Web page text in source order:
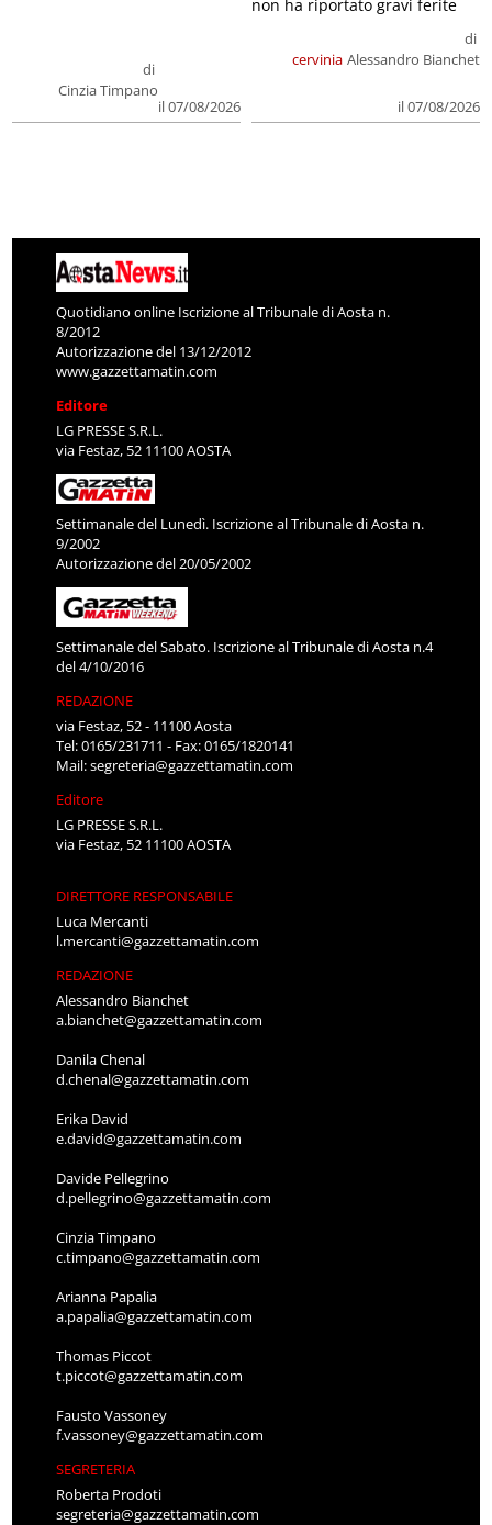
di
Cinzia Timpano
il 07/08/2026
cervinia
di
Alessandro Bianchet
il 07/08/2026
non ha riportato gravi ferite
Quotidiano online Iscrizione al Tribunale di Aosta n.
8/2012
Autorizzazione del 13/12/2012
www.gazzettamatin.com
Editore
LG PRESSE S.R.L.
via Festaz, 52 11100 AOSTA
Settimanale del Lunedì. Iscrizione al Tribunale di Aosta n.
9/2002
Autorizzazione del 20/05/2002
Settimanale del Sabato. Iscrizione al Tribunale di Aosta n.4
del 4/10/2016
REDAZIONE
via Festaz, 52 - 11100 Aosta
Tel: 0165/231711 - Fax: 0165/1820141
Mail:segreteria@gazzettamatin.com
Editore
LG PRESSE S.R.L.
via Festaz, 52 11100 AOSTA
DIRETTORE RESPONSABILE
Luca Mercanti
l.mercanti@gazzettamatin.com
REDAZIONE
Alessandro Bianchet
a.bianchet@gazzettamatin.com
Danila Chenal
d.chenal@gazzettamatin.com
Erika David
e.david@gazzettamatin.com
Davide Pellegrino
d.pellegrino@gazzettamatin.com
Cinzia Timpano
c.timpano@gazzettamatin.com
Arianna Papalia
a.papalia@gazzettamatin.com
Thomas Piccot
t.piccot@gazzettamatin.com
Fausto Vassoney
f.vassoney@gazzettamatin.com
SEGRETERIA
Roberta Prodoti
segreteria@gazzettamatin.com